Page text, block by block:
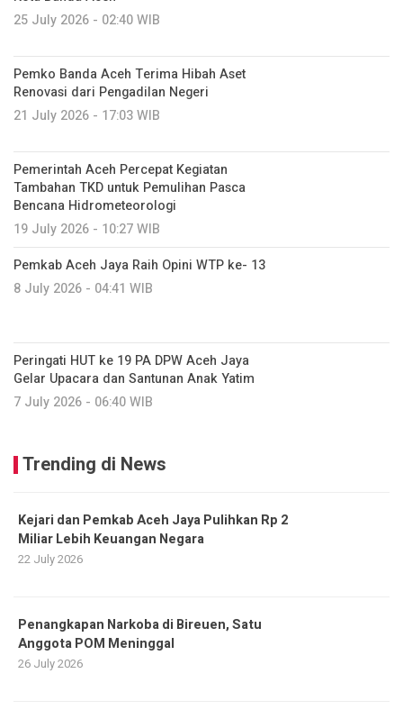
25 July 2026 - 02:40 WIB
Pemko Banda Aceh Terima Hibah Aset
Renovasi dari Pengadilan Negeri
21 July 2026 - 17:03 WIB
Pemerintah Aceh Percepat Kegiatan
Tambahan TKD untuk Pemulihan Pasca
Bencana Hidrometeorologi
19 July 2026 - 10:27 WIB
Pemkab Aceh Jaya Raih Opini WTP ke- 13
8 July 2026 - 04:41 WIB
Peringati HUT ke 19 PA DPW Aceh Jaya
Gelar Upacara dan Santunan Anak Yatim ‎
7 July 2026 - 06:40 WIB
Trending di News
Kejari dan Pemkab Aceh Jaya Pulihkan Rp 2
Miliar Lebih Keuangan Negara
22 July 2026
Penangkapan Narkoba di Bireuen, Satu
Anggota POM Meninggal
26 July 2026